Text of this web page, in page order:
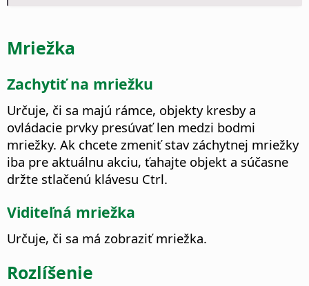
Mriežka
Zachytiť na mriežku
Určuje, či sa majú rámce, objekty kresby a
ovládacie prvky presúvať len medzi bodmi
mriežky. Ak chcete zmeniť stav záchytnej mriežky
iba pre aktuálnu akciu, ťahajte objekt a súčasne
držte stlačenú klávesu Ctrl.
Viditeľná mriežka
Určuje, či sa má zobraziť mriežka.
Rozlíšenie